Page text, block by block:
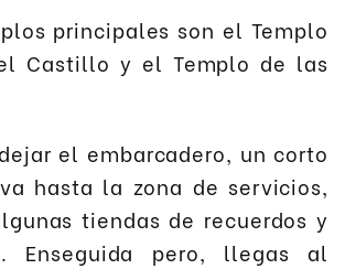
principales son el Templo
Castillo y el Templo de las
el embarcadero, un corto
hasta la zona de servicios,
tiendas de recuerdos y
Enseguida pero, llegas al